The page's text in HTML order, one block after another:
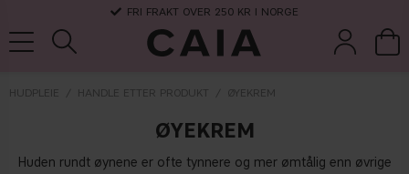
FRI FRAKT OVER 250 KR I NORGE
HUDPLEIE HANDLE ETTER PRODUKT ØYEKREM
ØYEKREM
Huden rundt øynene er ofte tynnere og mer ømtålig enn øvrige
kits & sets tørrsjampo